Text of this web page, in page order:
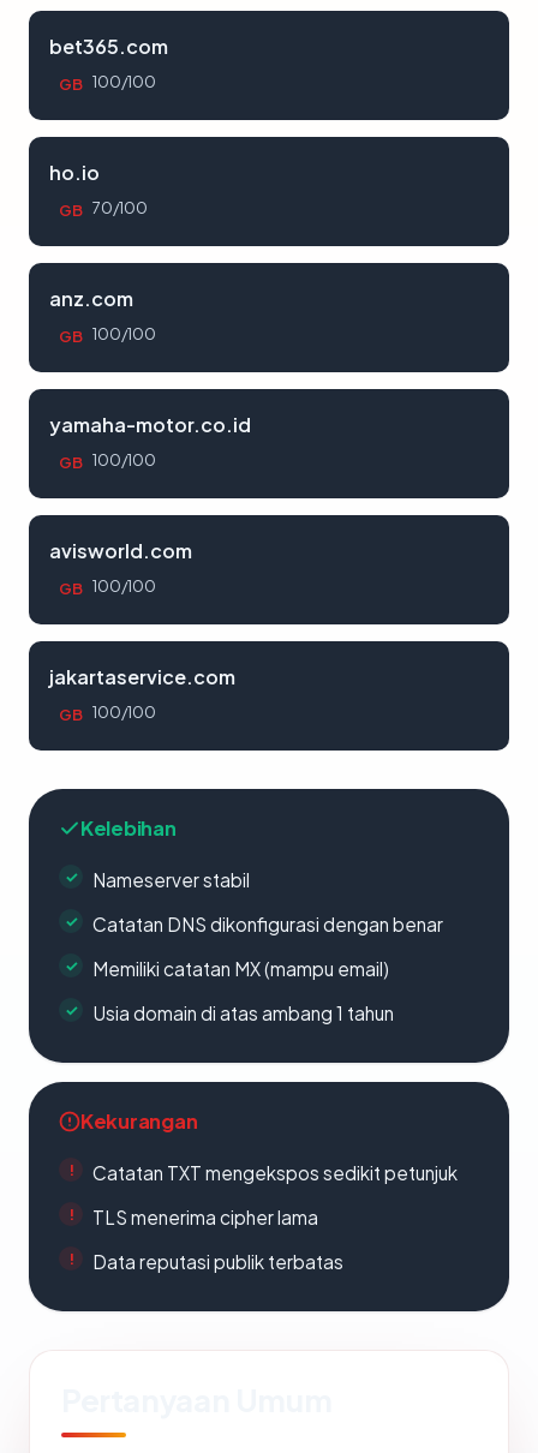
bet365.com
GB 100/100
ho.io
GB 70/100
anz.com
GB 100/100
yamaha-motor.co.id
GB 100/100
avisworld.com
GB 100/100
jakartaservice.com
GB 100/100
Kelebihan
Nameserver stabil
Catatan DNS dikonfigurasi dengan benar
Memiliki catatan MX (mampu email)
Usia domain di atas ambang 1 tahun
Kekurangan
Catatan TXT mengekspos sedikit petunjuk
TLS menerima cipher lama
Data reputasi publik terbatas